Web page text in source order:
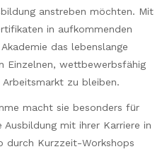
anstreben möchten. Mit
in aufkommenden
das lebenslange
Einzelnen, wettbewerbsfähig
zu bleiben.
macht sie besonders für
mit ihrer Karriere in
durch Kurzzeit-Workshops